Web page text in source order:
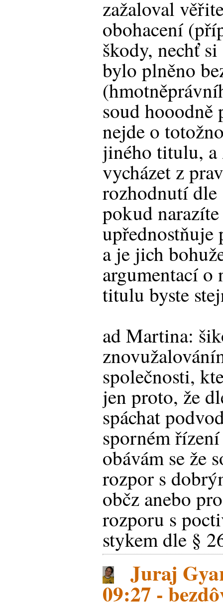
zažaloval
obohacení
škody, nechť
bylo plněno
soud hooodně
nejde o
jiného titulu, a
vycházet z
rozhodnutí
pokud
upřednostňuje
a je jich
argumentací o
titulu byste
ad Martina:
společnosti,
jen proto, že
spáchat
sporném
obávám se že
rozpor s
občz anebo
rozporu s
stykem dle §
Juraj
09:27 -